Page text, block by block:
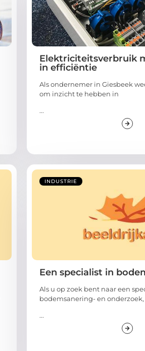
Elektriciteitsverbruik
in efficiëntie
Als ondernemer in Giesbeek
om inzicht te hebben in
...
INDUSTRIE
Een specialist in
Als u op zoek bent naar een
bodemsanering- en onderzoek,
...